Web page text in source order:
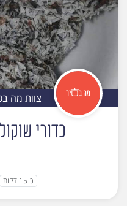
צוות מה
כדורי
כ-15 דקות